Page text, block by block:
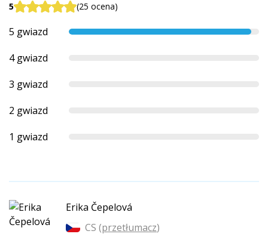
5 (25 ocena)
5 gwiazd
4 gwiazd
3 gwiazd
2 gwiazd
1 gwiazd
Erika Čepelová
CS (przetłumacz)